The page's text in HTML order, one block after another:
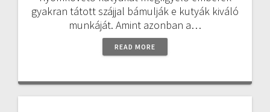
gyakran tátott szájjal bámulják e kutyák kiváló
munkáját. Amint azonban a…
READ MORE